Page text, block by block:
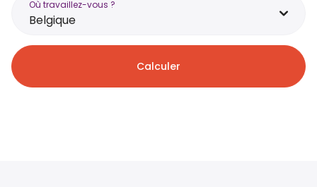
Où travaillez-vous ?
Belgique
Calculer